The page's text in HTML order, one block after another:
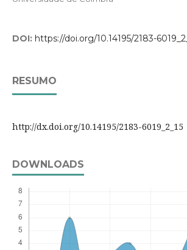
DOI: https://doi.org/10.14195/2183-
RESUMO
http://dx.doi.org/10.14195/2183-6019_2_15
DOWNLOADS